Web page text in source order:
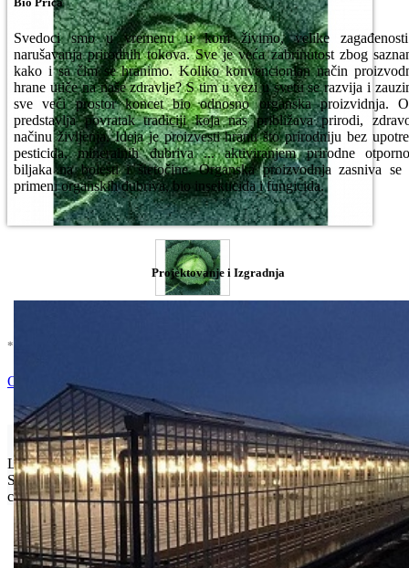
Svedoci smo u vremenu u kom živimo, velike
narušavanja prirodnih tokova. Sve je veća zabrinutost zbog
kako i sa čim se hranimo. Koliko konvencionlan način
hrane utiče na naše zdravlje? S tim u vezi u svetu se razvija i
sve veći prostor koncet bio odnosno organska proizvidnja.
predstavlja povratak tradiciji koja nas približava prirodi,
načinu življenja. Ideja je proizvesti hranu što prirodniju bez
pesticida, mineralnih đubriva ... aktiviranjem prirodne
biljaka na bolesti i štetočine. Organska proizvodnja zasniva se
primeni organskih đubriva, bio insekticida i fungicida.
Projektovanje i Izgradnja
* U cenu je uracunat PDV *
Ocenite i napišite preporuku
Isporuka Info
Limit za porudžbinu je500.00 dinaraza isporuku na teritoriji
Srbije. Za inostranstvo, molimo da nas kontaktirate za informacije o
ceni i mogućnostima isporuke.
Bio priča